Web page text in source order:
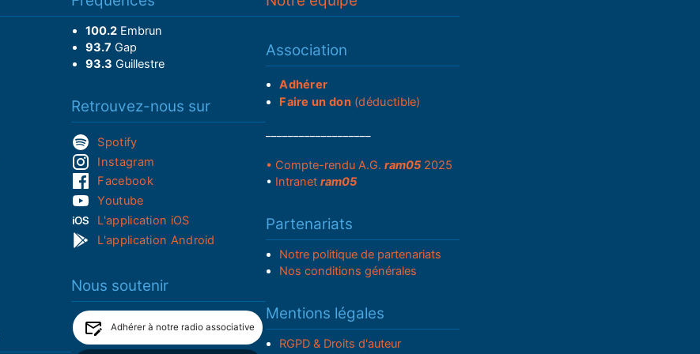
100.2Embrun
93.7 Gap
93.3 Guillestre
Retrouvez-nous sur
Spotify
Instagram
Facebook
Youtube
L'application iOS
L'application Android
Nous soutenir
Adhérer à notre radio associative
Association
Adhérer
Faire un don(déductible)
• Compte-rendu A.G. ram052025
• Intranet ram05
Partenariats
Notre politique de partenariats
Nos conditions générales
Mentions légales
RGPD & Droits d'auteur